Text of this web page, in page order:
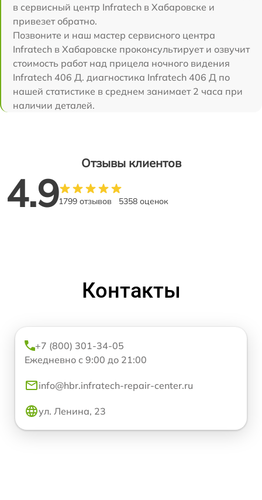
в сервисный центр Infratech в Хабаровске и
привезет обратно.
Позвоните и наш мастер сервисного центра
Infratech в Хабаровске проконсультирует и озвучит
стоимость работ над прицела ночного видения
Infratech 406 Д. диагностика Infratech 406 Д по
нашей статистике в среднем занимает 2 часа при
наличии деталей.
Отзывы клиентов
4.91799 отзывов 5358 оценок
Контакты
+7 (800) 301-34-05
Ежедневно с 9:00 до 21:00
info@hbr.infratech-repair-center.ru
ул. Ленина, 23